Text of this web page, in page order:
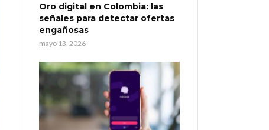
Oro digital en Colombia: las
señales para detectar ofertas
engañosas
mayo 13, 2026